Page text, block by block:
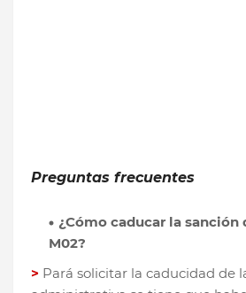
Preguntas frecuentes
¿Cómo caducar la sanción
M02?
> Pará solicitar la caducidad de